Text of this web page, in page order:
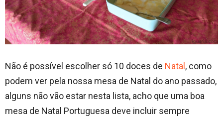
Não é possível escolher só 10 doces de Natal , como
podem ver pela nossa mesa de Natal do ano passado,
alguns não vão estar nesta lista, acho que uma boa
mesa de Natal Portuguesa deve incluir sempre